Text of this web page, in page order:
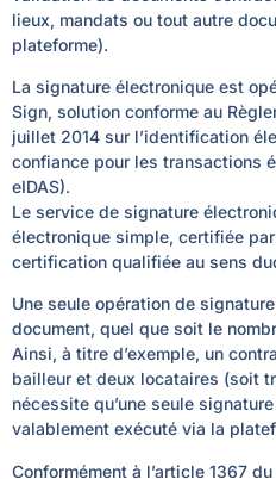
lieux, mandats ou tout autre
plateforme).
La signature électronique est
Sign, solution conforme au
juillet 2014 sur l’identification
confiance pour les transactions
eIDAS).
Le service de signature
électronique simple, certifiée
certification qualifiée au sens
Une seule opération de
document, quel que soit le
Ainsi, à titre d’exemple, un
bailleur et deux locataires (soit
nécessite qu’une seule
valablement exécuté via la
Conformément à l’article 1367